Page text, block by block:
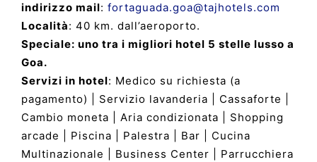
indirizzo mail: fortaguada.goa@tajhotels.com
Località: 40 km. dall’aeroporto.
Speciale: uno tra i migliori hotel 5 stelle lusso a
Goa.
Servizi in hotel: Medico su richiesta (a
pagamento) | Servizio lavanderia | Cassaforte |
Cambio moneta | Aria condizionata | Shopping
arcade | Piscina | Palestra | Bar | Cucina
Multinazionale | Business Center | Parrucchiera